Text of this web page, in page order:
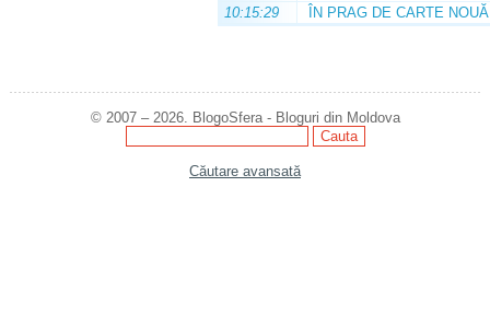
10:15:29
ÎN PRAG DE CARTE NOUĂ
© 2007 – 2026. BlogoSfera - Bloguri din Moldova
Căutare avansată